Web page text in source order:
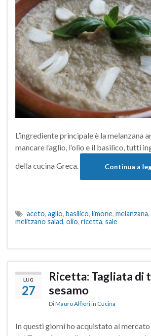
L’ingrediente principale è la melanzana
mancare l’aglio, l’olio e il basilico, tutti
della cucina Greca.
Continua a
aceto, aglio, basilico, limone, melanzana,
melitzano salad, olio, ricetta, sale
LUG
27
Ricetta: Tagliata di
sesamo
DiMauro Alfieri in Cucina
In questi giorni ho acquistato al